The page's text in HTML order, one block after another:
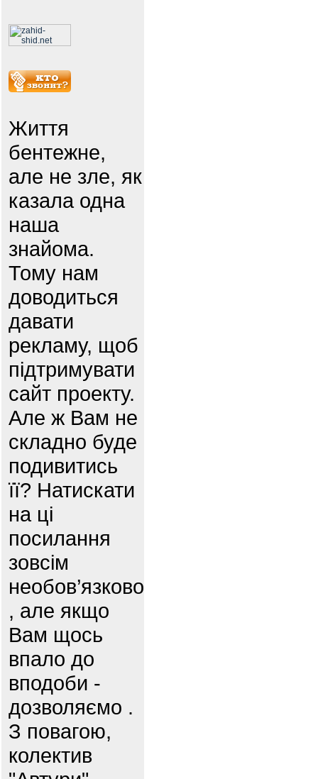
Життя
бентежне,
але не зле, як
казала одна
наша
знайома.
Тому нам
доводиться
давати
рекламу, щоб
підтримувати
сайт проекту.
Але ж Вам не
складно буде
подивитись
її? Натискати
на ці
посилання
зовсім
необов’язково
, але якщо
Вам щось
впало до
вподоби -
дозволяємо .
З повагою,
колектив